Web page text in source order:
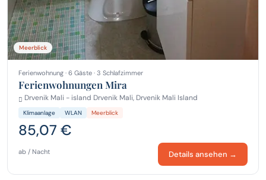
Meerblick
Ferienwohnung · 6 Gäste · 3 Schlafzimmer
Ferienwohnungen Mira
Drvenik Mali - island Drvenik Mali, Drvenik Mali Island
Klimaanlage WLAN Meerblick
85,07 €
ab / Nacht Details ansehen →